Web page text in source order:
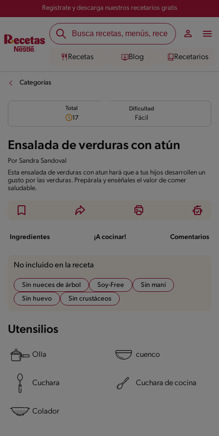
Registrate y descarga nuestros recetarios gratis
Recetas Blog Recetarios
Categorías
Total
17
Dificultad
Fácil
Ensalada de verduras con atún
Por Sandra Sandoval
Esta ensalada de verduras con atun hará que a tus hijos desarrollen un
gusto por las verduras. Prepárala y enséñales el valor de comer
saludable.
Ingredientes ¡A cocinar! Comentarios
No incluido en la receta
Sin nueces de árbol Soy-Free
Sin maní
Sin huevo
Sin crustáceos
Utensilios
Olla cuenco
Cuchara Cuchara de cocina
Colador